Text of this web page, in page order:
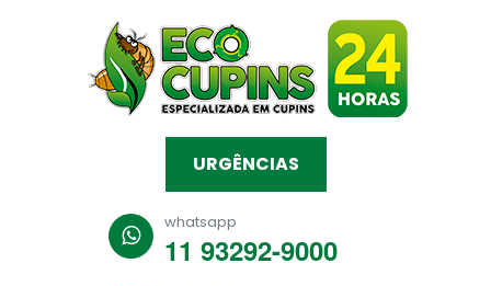
URGÊNCIAS
whatsapp
11 93292-9000